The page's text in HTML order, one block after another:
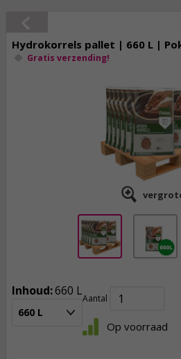
Hydrokorrels pallet | 660 L |
Gratis verzending!
Inhoud:660 L
660 L
Aantal
Op voorraad